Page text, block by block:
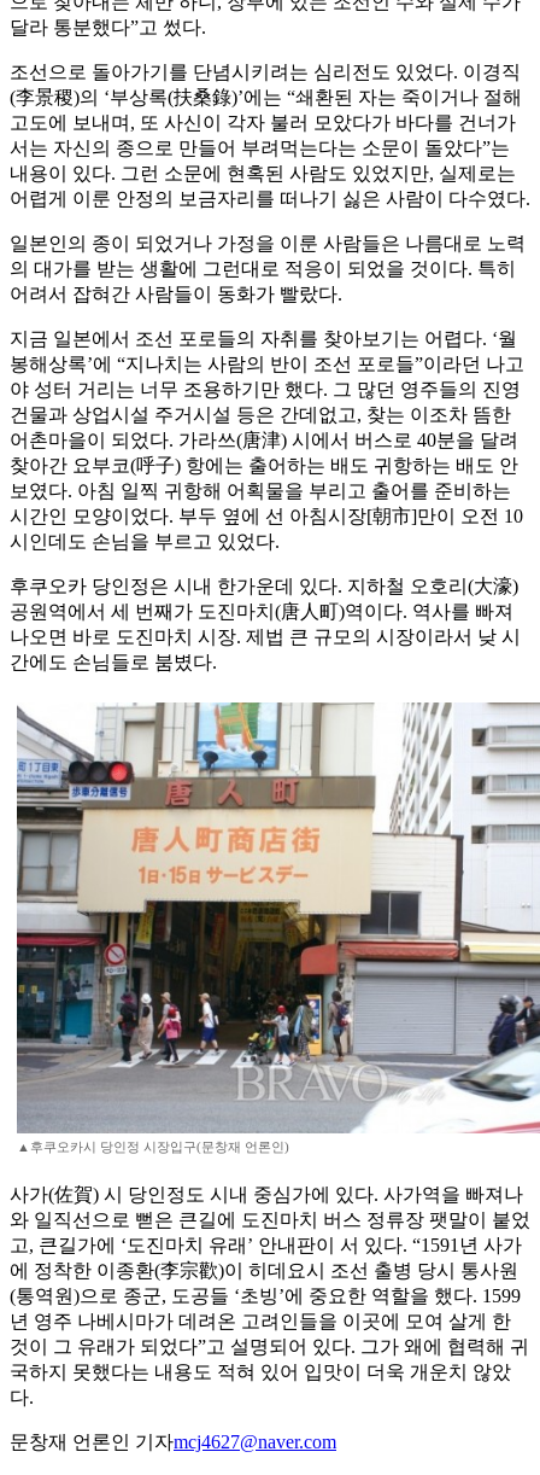
달라 통분했다”고 썼다.
조선으로 돌아가기를 단념시키려는 심리전도 있었다. 이경직
(李景稷)의 ‘부상록(扶桑錄)’에는 “쇄환된 자는 죽이거나 절해
고도에 보내며, 또 사신이 각자 불러 모았다가 바다를 건너가
서는 자신의 종으로 만들어 부려먹는다는 소문이 돌았다”는
내용이 있다. 그런 소문에 현혹된 사람도 있었지만, 실제로는
어렵게 이룬 안정의 보금자리를 떠나기 싫은 사람이 다수였다.
일본인의 종이 되었거나 가정을 이룬 사람들은 나름대로 노력
의 대가를 받는 생활에 그런대로 적응이 되었을 것이다. 특히
어려서 잡혀간 사람들이 동화가 빨랐다.
지금 일본에서 조선 포로들의 자취를 찾아보기는 어렵다. ‘월
봉해상록’에 “지나치는 사람의 반이 조선 포로들”이라던 나고
야 성터 거리는 너무 조용하기만 했다. 그 많던 영주들의 진영
건물과 상업시설 주거시설 등은 간데없고, 찾는 이조차 뜸한
어촌마을이 되었다. 가라쓰(唐津) 시에서 버스로 40분을 달려
찾아간 요부코(呼子) 항에는 출어하는 배도 귀항하는 배도 안
보였다. 아침 일찍 귀항해 어획물을 부리고 출어를 준비하는
시간인 모양이었다. 부두 옆에 선 아침시장[朝市]만이 오전 10
시인데도 손님을 부르고 있었다.
후쿠오카 당인정은 시내 한가운데 있다. 지하철 오호리(大濠)
공원역에서 세 번째가 도진마치(唐人町)역이다. 역사를 빠져
나오면 바로 도진마치 시장. 제법 큰 규모의 시장이라서 낮 시
간에도 손님들로 붐볐다.
▲후쿠오카시 당인정 시장입구(문창재 언론인)
사가(佐賀) 시 당인정도 시내 중심가에 있다. 사가역을 빠져나
와 일직선으로 뻗은 큰길에 도진마치 버스 정류장 팻말이 붙었
고, 큰길가에 ‘도진마치 유래’ 안내판이 서 있다. “1591년 사가
에 정착한 이종환(李宗歡)이 히데요시 조선 출병 당시 통사원
(통역원)으로 종군, 도공들 ‘초빙’에 중요한 역할을 했다. 1599
년 영주 나베시마가 데려온 고려인들을 이곳에 모여 살게 한
것이 그 유래가 되었다”고 설명되어 있다. 그가 왜에 협력해 귀
국하지 못했다는 내용도 적혀 있어 입맛이 더욱 개운치 않았
다.
문창재 언론인 기자mcj4627@naver.com